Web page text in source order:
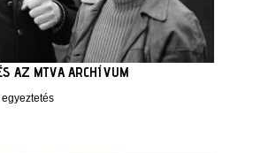
AZ MTVA ARCHÍVUM